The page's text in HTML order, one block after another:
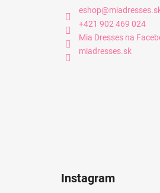
eshop@
+421 902 469 024
Mia Dresses na
miadresses.sk
Instagram